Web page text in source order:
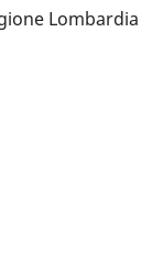
Lombardia